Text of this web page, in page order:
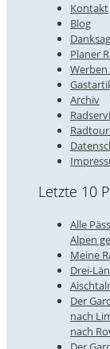
Kontakt
Blog
Planer
Archiv
Letzte 10
Alle
Alpen
Meine
Drei-
Der
nach
nach